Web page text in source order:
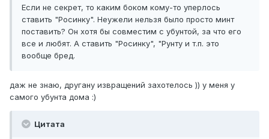
Если не секрет, то каким боком кому-то уперлось
ставить "Росинку". Неужели нельзя было просто минт
поставить? Он хотя бы совместим с убунтой, за что его
все и любят. А ставить "Росинку", "Рунту и т.п. это
вообще бред.
даж не знаю, другану извращений захотелось )) у меня у
самого убунта дома :)
Цитата